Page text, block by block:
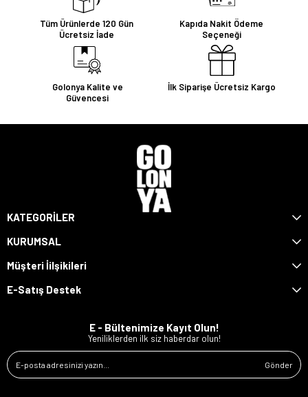
Tüm Ürünlerde 120 Gün
Ücretsiz İade
Kapıda Nakit Ödeme
Seçeneği
Golonya Kalite ve
Güvencesi
İlk Siparişe Ücretsiz Kargo
KATEGORİLER
KURUMSAL
Müşteri İilşikileri
E-Satış Destek
E - Bültenimize Kayıt Olun!
Yeniliklerden ilk siz haberdar olun!
Gönder